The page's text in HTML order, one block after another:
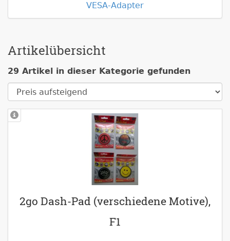
VESA-Adapter
Artikelübersicht
29 Artikel in dieser Kategorie gefunden
2go Dash-Pad (verschiedene Motive),
F1